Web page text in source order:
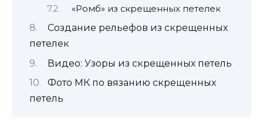
«Ромб» из скрещенных петелек
Создание рельефов из скрещенных
петелек
Видео: Узоры из скрещенных петель
Фото МК по вязанию скрещенных
петель